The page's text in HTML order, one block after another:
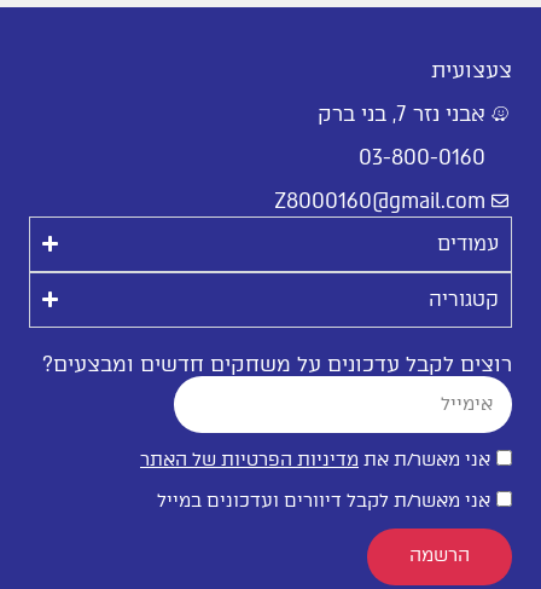
צעצועית
אבני נזר 7, בני ברק
03-800-0160
Z8000160@gmail.com
עמודים
קטגוריה
רוצים לקבל עדכונים על משחקים חדשים ומבצעים?
אני מאשר/ת את מדיניות הפרטיות של האתר
אני מאשר/ת לקבל דיוורים ועדכונים במייל
הרשמה